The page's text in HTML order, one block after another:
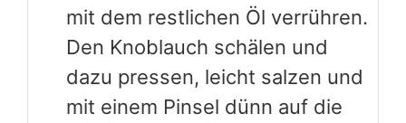
mit dem restlichen Öl verrühren.
Den Knoblauch schälen und
dazu pressen, leicht salzen und
mit einem Pinsel dünn auf die